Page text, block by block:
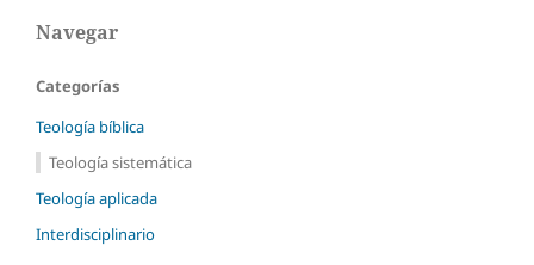
Navegar
Categorías
Teología bíblica
Teología sistemática
Teología aplicada
Interdisciplinario